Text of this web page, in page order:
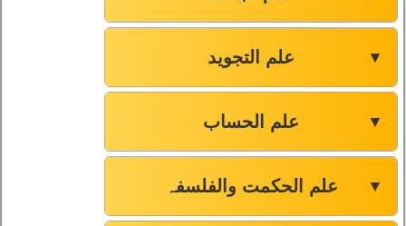
علم التجوید ▼
علم الحساب ▼
علم الحکمت والفلسفہ ▼